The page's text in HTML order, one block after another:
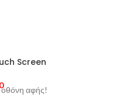
Screen
οθόνη αφής!